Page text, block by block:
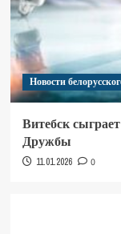
Новости
Витебск
Дружбы
11.01.2026 0